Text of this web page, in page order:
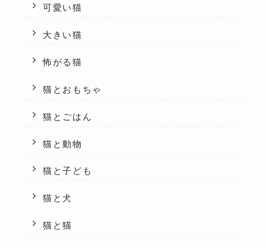
可愛い猫
大きい猫
怖がる猫
猫とおもちゃ
猫とごはん
猫と動物
猫と子ども
猫と犬
猫と猫